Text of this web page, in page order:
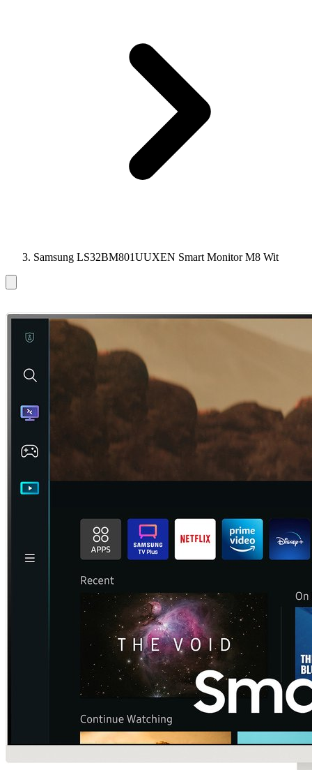
Samsung LS32BM801UUXEN Smart Monitor M8 Wit